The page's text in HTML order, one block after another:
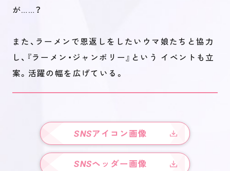
が……？
また、ラーメンで恩返しをしたいウマ娘たちと協力
し、『ラーメン・ジャンボリー』という イベントも立
案。活躍の幅を広げている。
SNSアイコン画像
SNSヘッダー画像